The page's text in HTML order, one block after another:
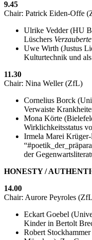
9.45
Chair: Patrick Eiden-Offe
Ulrike Vedder (HU
Lüschers
Uwe Wirth (Justus
Kulturtechnik und
11.30
Chair: Nina Weller (ZfL)
Cornelius Borck
Verwaiste
Mona Körte
Wirklichkeitsstatus
Irmela Marei
der
HONESTY /
14.00
Chair: Aurore Peyroles
Eckart Goebel
Kinder in Bertolt
Robert